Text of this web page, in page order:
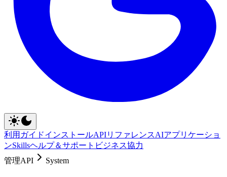
利用ガイドインストールAPIリファレンスAIアプリケーショ
ンSkillsヘルプ＆サポート ビジネス協力
管理API
System